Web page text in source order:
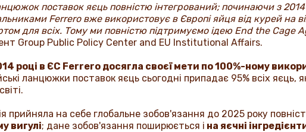
поставок яєць повністю інтегрований; починаючи з 2014
Ferreroвже використовує в Європі яйця від курей на
для всіх. Тому ми повністю підтримуємо ідею End the Cage
Group Public Policy Center and EU Institutional Affairs.
році в ЄС Ferrero досягла своєї мети по 100%-ному
ланцюжки поставок яєць сьогодні припадає 95% всіх яєць,
прийняла на себе глобальне зобов'язання до 2025 року
вигулі; дане зобов'язання поширюється і на яєчні